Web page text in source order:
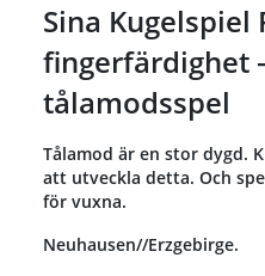
Sina
fingerfärdighet
tålamodsspel
Tålamod är en stor dygd.
att utveckla detta. Och
för vuxna.
Neuhausen//Erzgebirge.